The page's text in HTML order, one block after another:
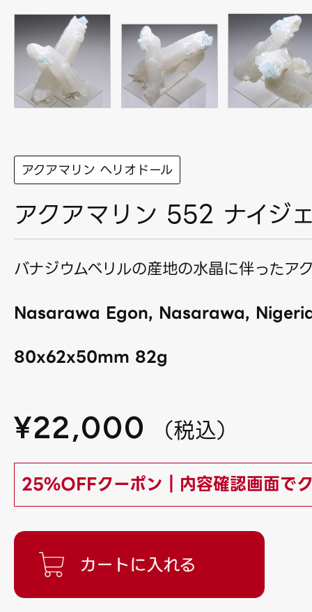
アクアマリン ヘリオドール
アクアマリン 552 ナイジ
バナジウムベリルの産地の水晶に伴ったア
Nasarawa Egon, Nasarawa,
80x62x50mm 82g
¥22,000 （税込）
25%OFFクーポン｜内容確認画面で